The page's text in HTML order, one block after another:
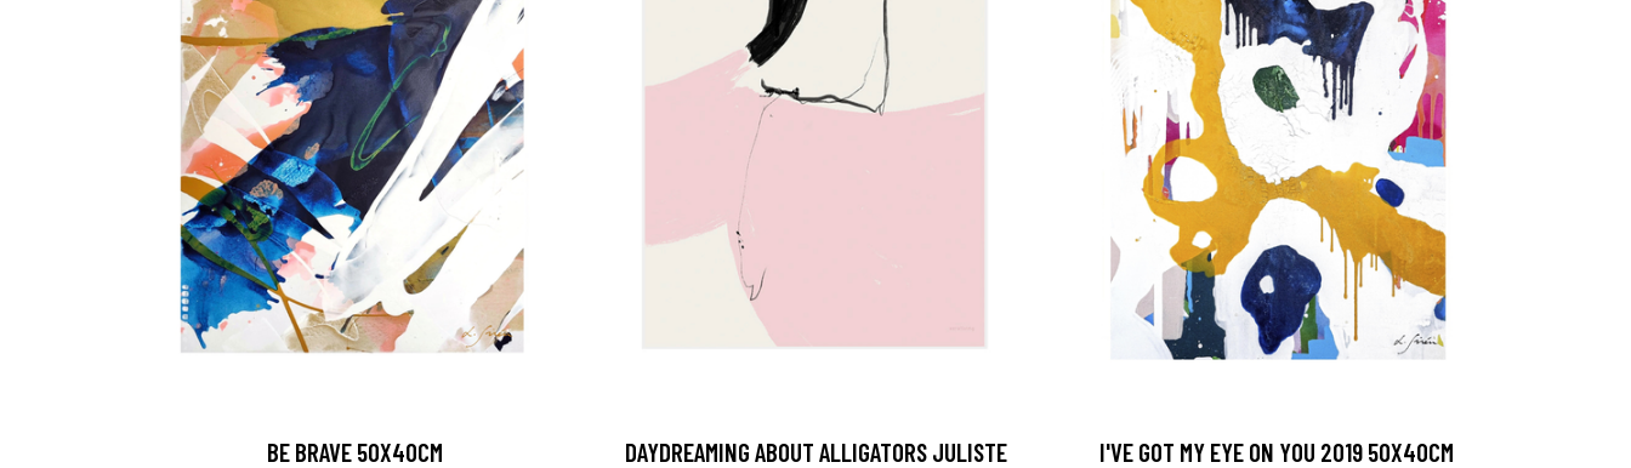
BE BRAVE 50X40CM DAYDREAMING ABOUT ALLIGATORS JULISTE I'VE GOT MY EYE ON YOU 2019 50X40CM